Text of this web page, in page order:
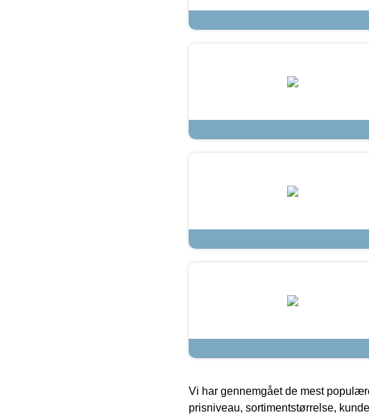
Vi har gennemgået de mest
prisniveau, sortimentstørrelse,